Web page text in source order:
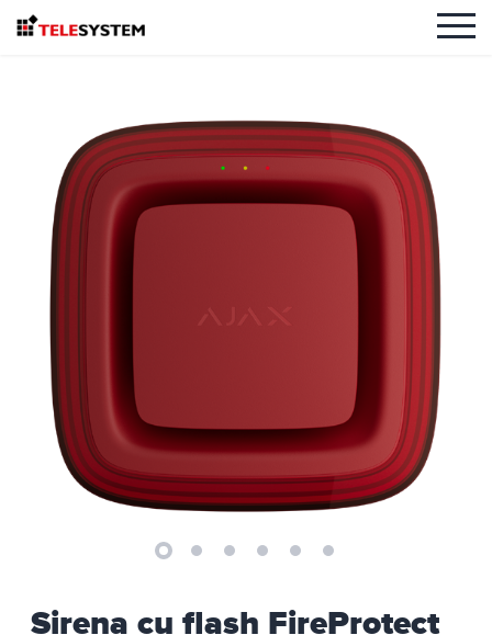
Sirena cu flash FireProtect